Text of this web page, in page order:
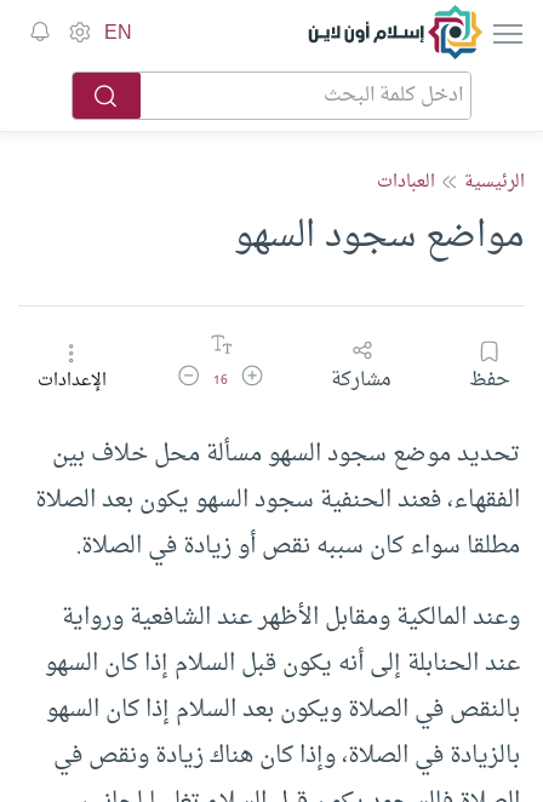
إسلام أون لاين EN
الرئيسية العبادات
مواضع سجود السهو
حفظ مشاركة زيادة حجم الخط
16 تقليل حجم الخطالإعدادات
تحديد موضع سجود السهو مسألة محل خلاف بين
الفقهاء، فعند الحنفية سجود السهو يكون بعد الصلاة
مطلقا سواء كان سببه نقص أو زيادة في الصلاة.
وعند المالكية ومقابل الأظهر عند الشافعية ورواية
عند الحنابلة إلى أنه يكون قبل السلام إذا كان السهو
بالنقص في الصلاة ويكون بعد السلام إذا كان السهو
بالزيادة في الصلاة، وإذا كان هناك زيادة ونقص في